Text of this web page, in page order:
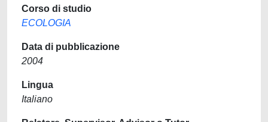
Corso di studio
ECOLOGIA
Data di pubblicazione
2004
Lingua
Italiano